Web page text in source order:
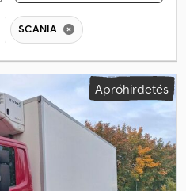
SCANIA
Apróhirdetés